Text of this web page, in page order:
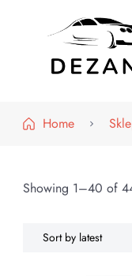
Home
Showing 1–40 of